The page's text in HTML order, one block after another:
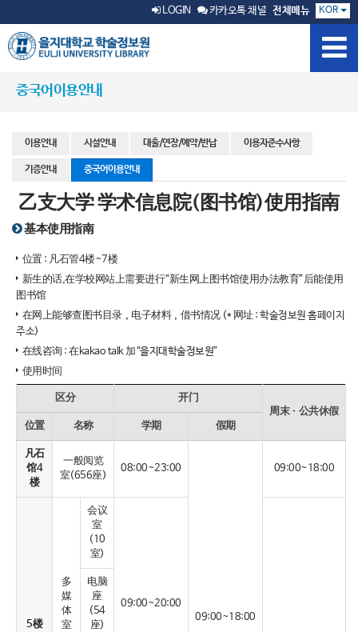
LOGIN 카카오톡 채널 전체메뉴 KOR
중국어이용안내
이용안내 시설안내 대출/연장/예약/반납 이용자준수사항
기증안내 중국어이용안내
乙支大学 学术信息院(图书馆)使用指南
基本使用指南
位置 : 凡石管4楼~7楼
新生的话,在学校网站上需要进行“新生网上图书馆使用办法教育”后能使用
图书馆
在网上能够查图书目录，电子材料，借书情况 (* 网址 : 학술정보원 홈페이지
주소)
在线咨询 : 在kakao talk 加“을지대학술정보원”
使用时间
区分
开门
周末ㆍ公共休假
位置
名称 学期 假期
凡石
馆4
楼
一般阅览
室(656座)
08:00~23:00
09:00~18:00
09:00~18:00
5楼
多
媒
体
室
会议
室
(10
室)
09:00~20:00
电脑
座
(54
座)